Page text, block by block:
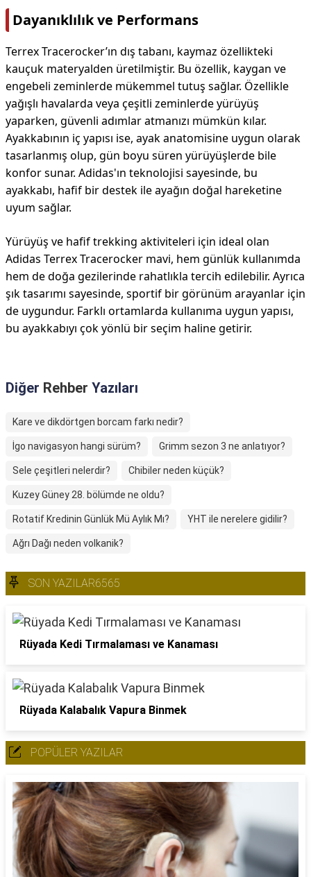
Dayanıklılık ve Performans
Terrex Tracerocker’ın dış tabanı, kaymaz özellikteki
kauçuk materyalden üretilmiştir. Bu özellik, kaygan ve
engebeli zeminlerde mükemmel tutuş sağlar. Özellikle
yağışlı havalarda veya çeşitli zeminlerde yürüyüş
yaparken, güvenli adımlar atmanızı mümkün kılar.
Ayakkabının iç yapısı ise, ayak anatomisine uygun olarak
tasarlanmış olup, gün boyu süren yürüyüşlerde bile
konfor sunar. Adidas'ın teknolojisi sayesinde, bu
ayakkabı, hafif bir destek ile ayağın doğal hareketine
uyum sağlar.
Yürüyüş ve hafif trekking aktiviteleri için ideal olan
Adidas Terrex Tracerocker mavi, hem günlük kullanımda
hem de doğa gezilerinde rahatlıkla tercih edilebilir. Ayrıca
şık tasarımı sayesinde, sportif bir görünüm arayanlar için
de uygundur. Farklı ortamlarda kullanıma uygun yapısı,
bu ayakkabıyı çok yönlü bir seçim haline getirir.
Diğer Rehber Yazıları
Kare ve dikdörtgen borcam farkı nedir?
İgo navigasyon hangi sürüm? Grimm sezon 3 ne anlatıyor?
Sele çeşitleri nelerdir? Chibiler neden küçük?
Kuzey Güney 28. bölümde ne oldu?
Rotatif Kredinin Günlük Mü Aylık Mı? YHT ile nerelere gidilir?
Ağrı Dağı neden volkanik?
SON YAZILAR6565
Rüyada Kedi Tırmalaması ve Kanaması
Rüyada Kalabalık Vapura Binmek
POPÜLER YAZILAR